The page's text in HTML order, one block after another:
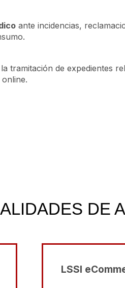
ante incidencias,
tramitación de expedientes
DE
LSSI